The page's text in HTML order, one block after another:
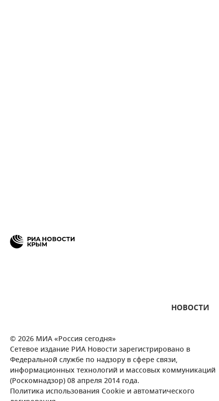
НОВОСТИ
© 2026 МИА «Россия сегодня»
Сетевое издание РИА Новости зарегистрировано в
Федеральной службе по надзору в сфере связи,
информационных технологий и массовых коммуникаций
(Роскомнадзор) 08 апреля 2014 года.
Политика использования Cookie и автоматического